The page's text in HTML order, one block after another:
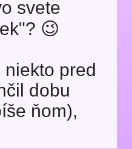
svete
😉
niekto pred
dobu
ňom),